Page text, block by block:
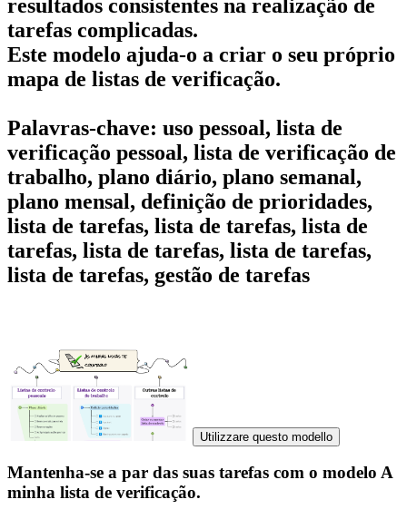
resultados consistentes na realização de
tarefas complicadas.
Este modelo ajuda-o a criar o seu próprio
mapa de listas de verificação.
Palavras-chave: uso pessoal, lista de
verificação pessoal, lista de verificação de
trabalho, plano diário, plano semanal,
plano mensal, definição de prioridades,
lista de tarefas, lista de tarefas, lista de
tarefas, lista de tarefas, lista de tarefas,
lista de tarefas, gestão de tarefas
Utilizzare questo modello
Mantenha-se a par das suas tarefas com o modelo A
minha lista de verificação.